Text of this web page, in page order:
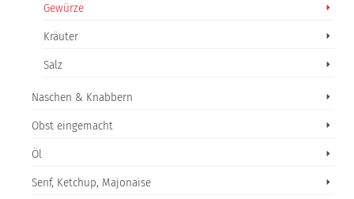
Gewürze
Kräuter
Salz
Naschen & Knabbern
Obst eingemacht
Öl
Senf, Ketchup, Majonaise